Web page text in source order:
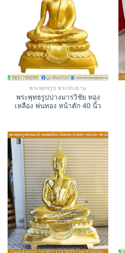
พระพุทธรูป พระประธาน
พระพุทธรูปปางมารวิชัย ทอง
เหลือง พ่นทอง หน้าตัก 40 นิ้ว